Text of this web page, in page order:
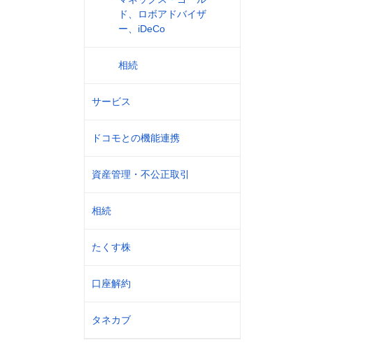
ド、ロボアドバイザ
ー、iDeCo
相続
サービス
ドコモとの機能連携
資産管理・不公正取引
相続
たくす株
口座解約
タネカブ